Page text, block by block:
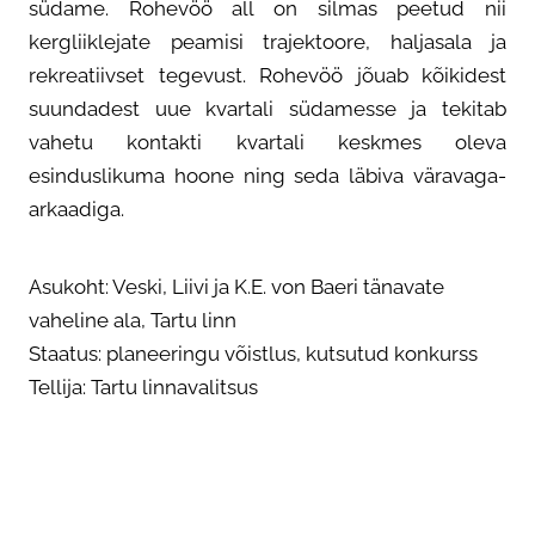
MEIST
südame. Rohevöö all on silmas peetud nii
kergliiklejate peamisi trajektoore, haljasala ja
rekreatiivset tegevust. Rohevöö jõuab kõikidest
suundadest uue kvartali südamesse ja tekitab
vahetu kontakti kvartali keskmes oleva
esinduslikuma hoone ning seda läbiva väravaga-
arkaadiga.
Asukoht: Veski, Liivi ja K.E. von Baeri tänavate
vaheline ala, Tartu linn
Staatus: planeeringu võistlus, kutsutud konkurss
Tellija: Tartu linnavalitsus